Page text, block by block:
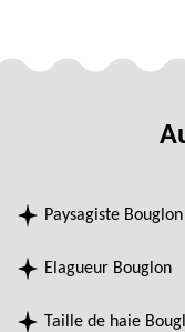
Paysagiste Bouglon
Elagueur Bouglon
Taille de haie